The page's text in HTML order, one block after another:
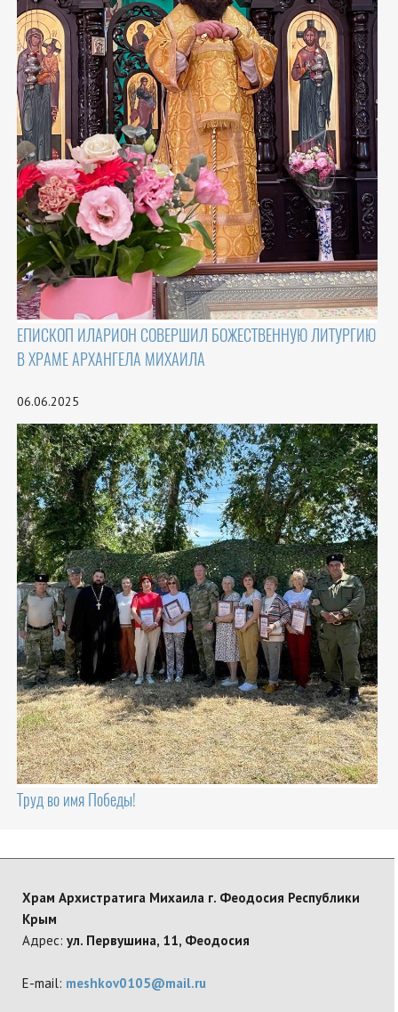
ЕПИСКОП ИЛАРИОН СОВЕРШИЛ БОЖЕСТВЕННУЮ ЛИТУРГИЮ
В ХРАМЕ АРХАНГЕЛА МИХАИЛА
06.06.2025
Труд во имя Победы!
Храм Архистратига Михаила г. Феодосия Республики
Крым
Адрес: ул. Первушина, 11, Феодосия
E-mail: meshkov0105@mail.ru